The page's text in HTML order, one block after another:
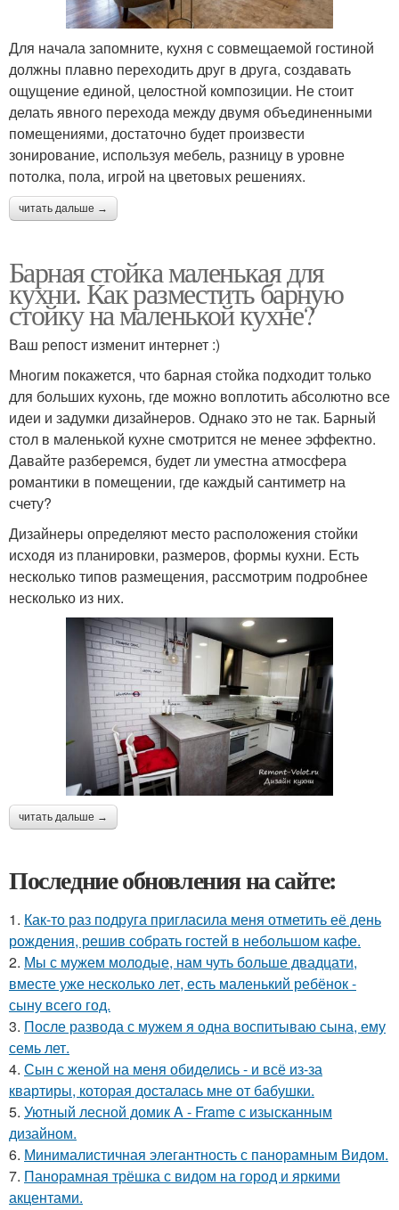
Для начала запомните, кухня с совмещаемой гостиной
должны плавно переходить друг в друга, создавать
ощущение единой, целостной композиции. Не стоит
делать явного перехода между двумя объединенными
помещениями, достаточно будет произвести
зонирование, используя мебель, разницу в уровне
потолка, пола, игрой на цветовых решениях.
читать дальше →
Барная стойка маленькая для
кухни. Как разместить барную
стойку на маленькой кухне?
Ваш репост изменит интернет :)
Многим покажется, что барная стойка подходит только
для больших кухонь, где можно воплотить абсолютно все
идеи и задумки дизайнеров. Однако это не так. Барный
стол в маленькой кухне смотрится не менее эффектно.
Давайте разберемся, будет ли уместна атмосфера
романтики в помещении, где каждый сантиметр на
счету?
Дизайнеры определяют место расположения стойки
исходя из планировки, размеров, формы кухни. Есть
несколько типов размещения, рассмотрим подробнее
несколько из них.
читать дальше →
Последние обновления на сайте:
1. Как-то раз подруга пригласила меня отметить её день
рождения, решив собрать гостей в небольшом кафе.
2. Мы с мужем молодые, нам чуть больше двадцати,
вместе уже несколько лет, есть маленький ребёнок -
сыну всего год.
3. После развода с мужем я одна воспитываю сына, ему
семь лет.
4. Сын с женой на меня обиделись - и всё из-за
квартиры, которая досталась мне от бабушки.
5. Уютный лесной домик A - Frame с изысканным
дизайном.
6. Минималистичная элегантность с панорамным Видом.
7. Панорамная трёшка с видом на город и яркими
акцентами.